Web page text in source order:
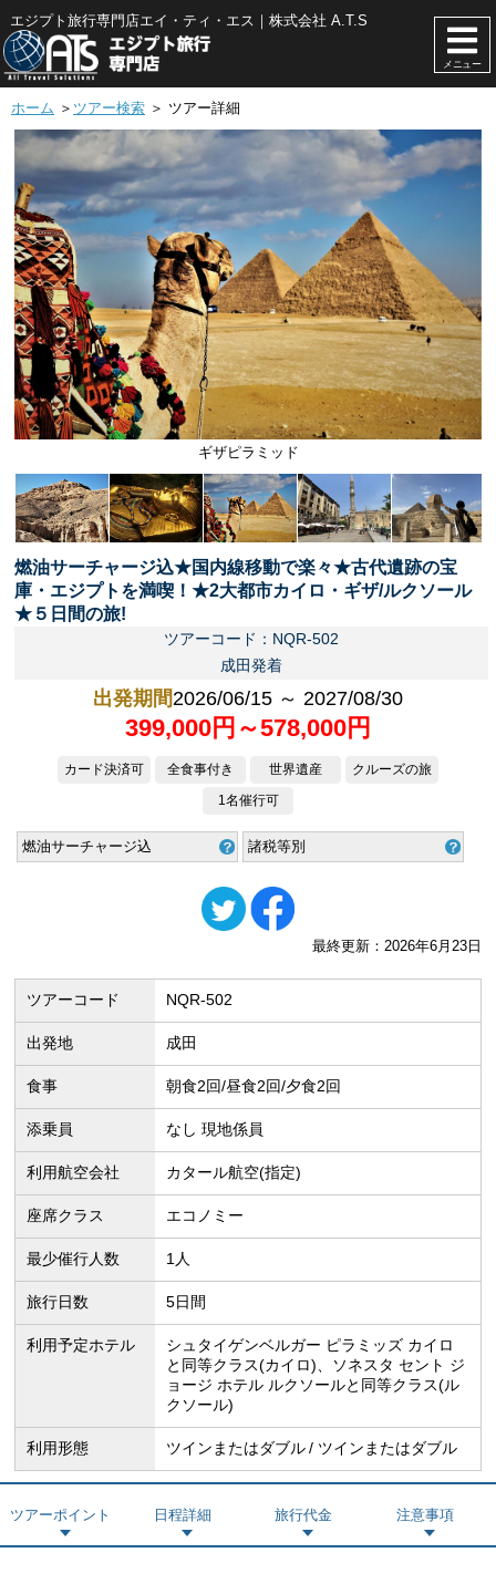
エジプト旅行専門店エイ・ティ・エス｜株式会社 A.T.S
メニュー
ホーム ＞ ツアー検索 ＞ ツアー詳細
フセイン・モスク
燃油サーチャージ込★国内線移動で楽々★古代遺跡の宝
庫・エジプトを満喫！★2大都市カイロ・ギザ/ルクソール
★５日間の旅!
ツアーコード：NQR-502
成田発着
出発期間2026/06/15 ～ 2027/08/30
399,000円～578,000円
カード決済可 全食事付き 世界遺産
クルーズの旅
1名催行可
燃油サーチャージ込 諸税等別
最終更新：2026年6月23日
ツアーコード NQR-502
出発地 成田
食事 朝食2回/昼食2回/夕食2回
添乗員 なし 現地係員
利用航空会社 カタール航空(指定)
座席クラス エコノミー
最少催行人数 1人
旅行日数 5日間
利用予定ホテル
シュタイゲンベルガー ピラミッズ カイロ
と同等クラス(カイロ)、ソネスタ セント ジ
ョージ ホテル ルクソールと同等クラス(ル
クソール)
利用形態 ツインまたはダブル ツインまたはダブル
ツアーポイント 日程詳細 旅行代金 注意事項